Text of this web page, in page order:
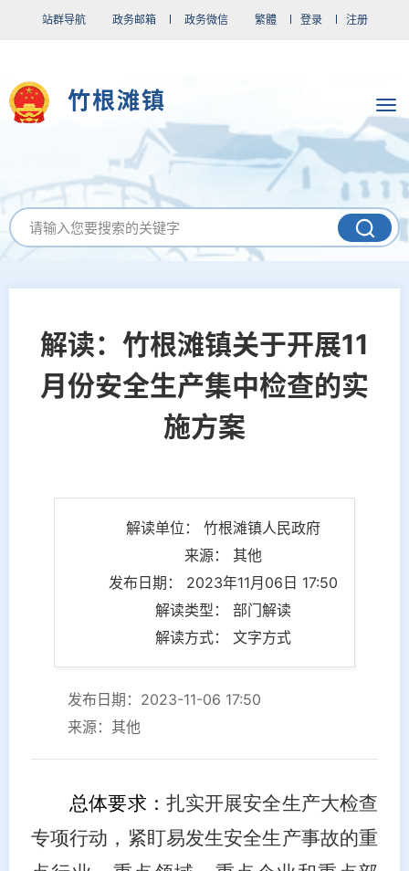
站群导航 政务邮箱 政务微信 繁體 登录 注册
竹根滩镇
解读：竹根滩镇关于开展11
月份安全生产集中检查的实
施方案
解读单位： 竹根滩镇人民政府
来源： 其他
发布日期： 2023年11月06日 17:50
解读类型： 部门解读
解读方式： 文字方式
发布日期：2023-11-06 17:50
来源：其他
总体要求： 扎实开展安全生产大检查
专项行动，紧盯易发生安全生产事故的重